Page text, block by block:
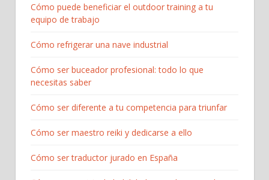
Cómo puede beneficiar el outdoor training a tu
equipo de trabajo
Cómo refrigerar una nave industrial
Cómo ser buceador profesional: todo lo que
necesitas saber
Cómo ser diferente a tu competencia para triunfar
Cómo ser maestro reiki y dedicarse a ello
Cómo ser traductor jurado en España